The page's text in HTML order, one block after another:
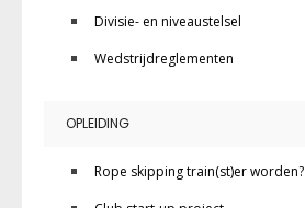
Divisie- en niveaustelsel
Wedstrijdreglementen
OPLEIDING
Rope skipping train(st)er worden?